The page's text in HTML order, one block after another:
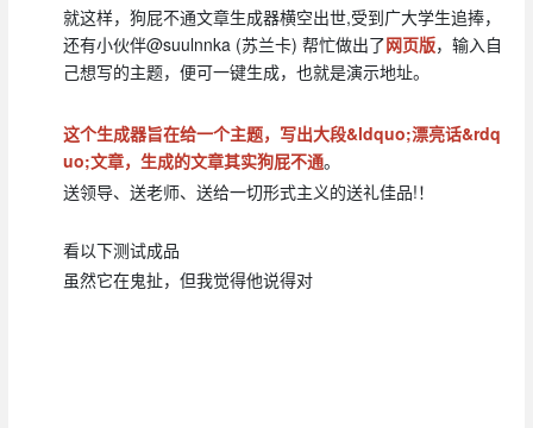
就这样，狗屁不通文章生成器横空出世,受到广大学生追捧，
还有小伙伴@suulnnka (苏兰卡) 帮忙做出了网页版，输入自
己想写的主题，便可一键生成，也就是演示地址。
这个生成器旨在给一个主题，写出大段&ldquo;漂亮话&rdq
uo;文章，生成的文章其实狗屁不通。
送领导、送老师、送给一切形式主义的送礼佳品!！
看以下测试成品
虽然它在鬼扯，但我觉得他说得对